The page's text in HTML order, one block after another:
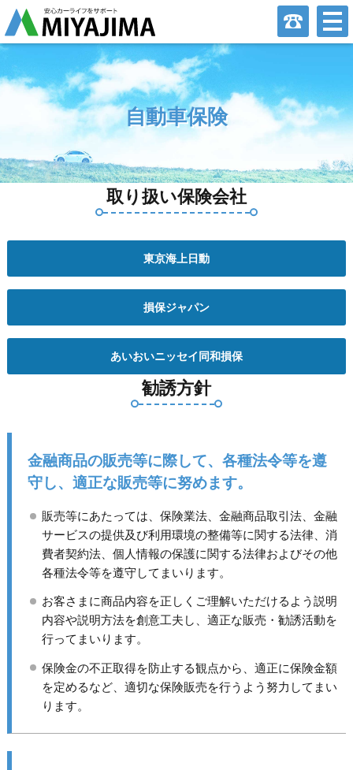
自動車保険
取り扱い保険会社
東京海上日動
損保ジャパン
あいおいニッセイ同和損保
勧誘方針
金融商品の販売等に際して、各種法令等を遵
守し、適正な販売等に努めます。
販売等にあたっては、保険業法、金融商品取引法、金融
サービスの提供及び利用環境の整備等に関する法律、消
費者契約法、個人情報の保護に関する法律およびその他
各種法令等を遵守してまいります。
お客さまに商品内容を正しくご理解いただけるよう説明
内容や説明方法を創意工夫し、適正な販売・勧誘活動を
行ってまいります。
保険金の不正取得を防止する観点から、適正に保険金額
を定めるなど、適切な保険販売を行うよう努力してまい
ります。